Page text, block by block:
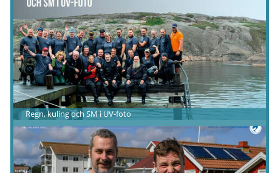
Regn, kuling och SM i UV-foto